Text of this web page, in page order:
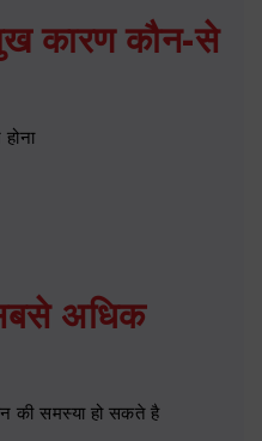
कारण कौन-से
अधिक
की समस्या हो सकते है